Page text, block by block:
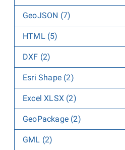
GeoJSON (7)
HTML (5)
DXF (2)
Esri Shape (2)
Excel XLSX (2)
GeoPackage (2)
GML (2)